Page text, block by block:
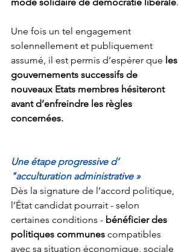
Une fois un tel engagement
solennellement et publiquement
assumé, il est permis d’espérer que les
gouvernements successifs de
nouveaux Etats membres hésiteront
avant d’enfreindre les règles
concernées.
Une étape progressive d’
"acculturation administrative »
Dès la signature de l’accord politique,
l’État candidat pourrait - selon
certaines conditions - bénéficier des
politiques communes compatibles
avec sa situation économique, sociale